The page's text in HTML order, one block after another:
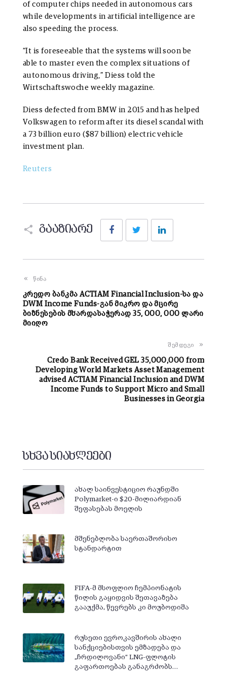
of computer chips needed in autonomous cars
while developments in artificial intelligence are
also speeding the process.
“It is foreseeable that the systems will soon be
able to master even the complex situations of
autonomous driving,” Diess told the
Wirtschaftswoche weekly magazine.
Diess defected from BMW in 2015 and has helped
Volkswagen to reform after its diesel scandal with
a 73 billion euro ($87 billion) electric vehicle
investment plan.
Reuters
გააზიარე
FacebookTwitter
წინა
კრედო ბანკმა ACTIAM Financial Inclusion-სა და
DWM Income Funds-გან მიკრო და მცირე
ბიზნესების მხარდასაჭერად 35, 000, 000 ლარი
მიიღო
შემდეგი
Credo Bank Received GEL 35,000,000 from
Developing World Markets Asset Management
advised ACTIAM Financial Inclusion and DWM
Income Funds to Support Micro and Small
Businesses in Georgia
სხვა სიახლეები
ახალ საინვესტიციო რაუნდში
Polymarket-ი $20-მილიარდიან
შეფასებას მოელის
მშენებლობა საერთაშორისო
სტანდარტით
FIFA-მ მსოფლიო ჩემპიონატის
წილის გაყიდვის შეთავაზება
გააუქმა, წევრებს კი მოუბოდიშა
რუსეთი ევროკავშირის ახალი
სანქციებისთვის ემზადება და
„ჩრდილოვანი“ LNG-ფლოტის
გაფართოებას განაგრძობს…